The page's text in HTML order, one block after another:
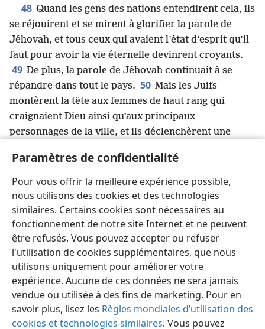
Paramètres de confidentialité
Pour vous offrir la meilleure expérience possible,
nous utilisons des cookies et des technologies
similaires. Certains cookies sont nécessaires au
fonctionnement de notre site Internet et ne peuvent
être refusés. Vous pouvez accepter ou refuser
l'utilisation de cookies supplémentaires, que nous
utilisons uniquement pour améliorer votre
expérience. Aucune de ces données ne sera jamais
vendue ou utilisée à des fins de marketing. Pour en
savoir plus, lisez les Règles mondiales d’utilisation des
cookies et technologies similaires. Vous pouvez
48 Quand les gens des nations entendirent cela, ils
se réjouirent et se mirent à glorifier la parole de
Jéhovah, et tous ceux qui avaient l’état d’esprit qu’il
faut pour avoir la vie éternelle devinrent croyants.
49 De plus, la parole de Jéhovah continuait à se
répandre dans tout le pays. 50 Mais les Juifs
montèrent la tête aux femmes de haut rang qui
craignaient Dieu ainsi qu’aux principaux
personnages de la ville, et ils déclenchèrent une
expulsèrent de leur territoire. 51 Ceux-ci
secouèrent contre eux la poussière de leurs pieds et
allèrent à Iconium +. 52 Et les disciples continuaient
d’être remplis de joie+et d’esprit saint.
Français Partager Préférences
Copyright © 2026 Watch Tower Bible and Tract Society of Pennsylvania
Conditions d’utilisation
Règles de confidentialité
Paramètres de confidentialité
JW.ORG Se connecter